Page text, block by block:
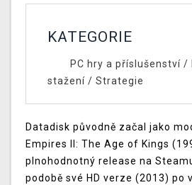
KATEGORIE
PC hry a příslušenství/
stažení / Strategie
Datadisk původně začal jako
Empires II: The Age of Kings
plnohodnotný release na
podobě své HD verze (2013) po